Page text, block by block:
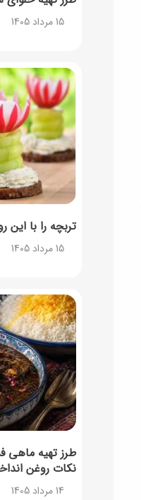
15 مرداد 1405
تربچه را با این
15 مرداد 1405
طرز تهیه
نکات روغن
14 مرداد 1405